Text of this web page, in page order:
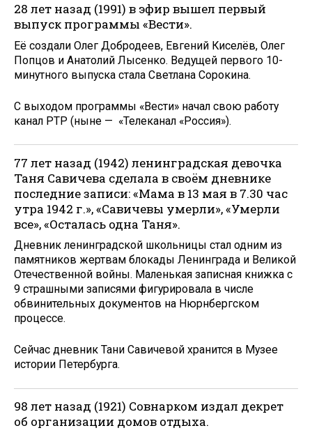
28 лет назад (1991) в эфир вышел первый
выпуск программы «Вести».
Её создали Олег Добродеев, Евгений Киселёв, Олег
Попцов и Анатолий Лысенко. Ведущей первого 10-
минутного выпуска стала Светлана Сорокина.
С выходом программы «Вести» начал свою работу
канал РТР (ныне — «Телеканал «Россия»).
77 лет назад (1942) ленинградская девочка
Таня Савичева сделала в своём дневнике
последние записи: «Мама в 13 мая в 7.30 час
утра 1942 г.», «Савичевы умерли», «Умерли
все», «Осталась одна Таня».
Дневник ленинградской школьницы стал одним из
памятников жертвам блокады Ленинграда и Великой
Отечественной войны. Маленькая записная книжка с
9 страшными записями фигурировала в числе
обвинительных документов на Нюрнбергском
процессе.
Сейчас дневник Тани Савичевой хранится в Музее
истории Петербурга.
98 лет назад (1921) Совнарком издал декрет
об организации домов отдыха.